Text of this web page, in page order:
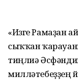
«Изге Рамаҙан
сыҡҡан
тиңлиә
милләтебеҙҙең